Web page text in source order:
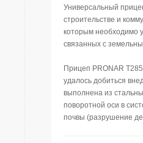
Универсальный
строительстве и
которым необходимо
связанных с
Прицеп PRONAR
удалось добиться
выполнена из
поворотной оси в
почвы (разрушение